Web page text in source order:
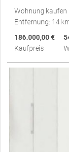
Wohnung kaufen
Entfernung: 14
186.000,00 €
Kaufpreis